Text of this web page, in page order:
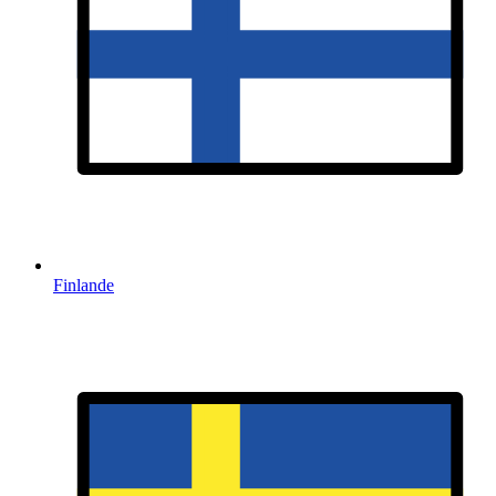
Finlande